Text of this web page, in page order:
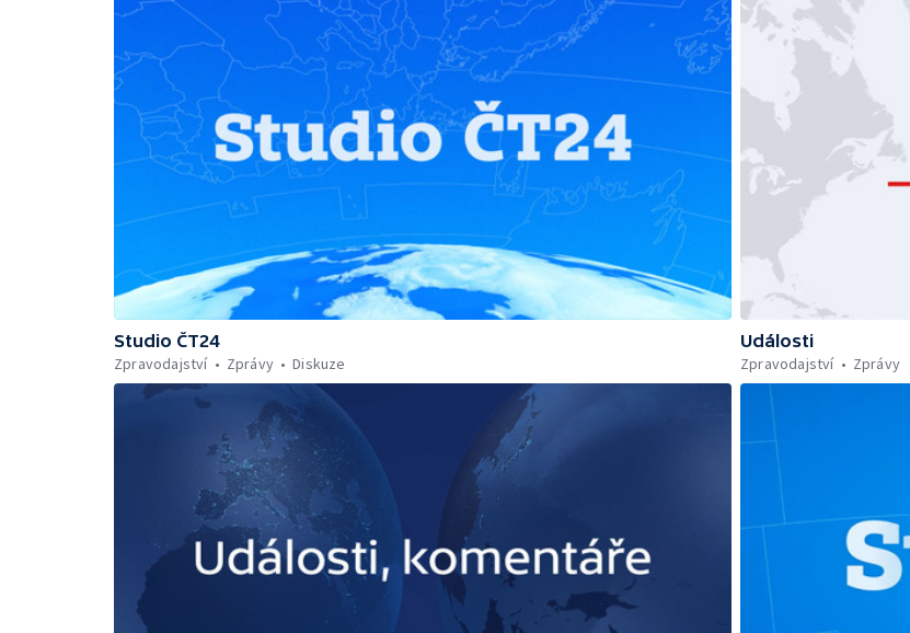
Studio ČT24
Zpravodajství
Zprávy Diskuze
Události
Zpravodajství
Zprávy